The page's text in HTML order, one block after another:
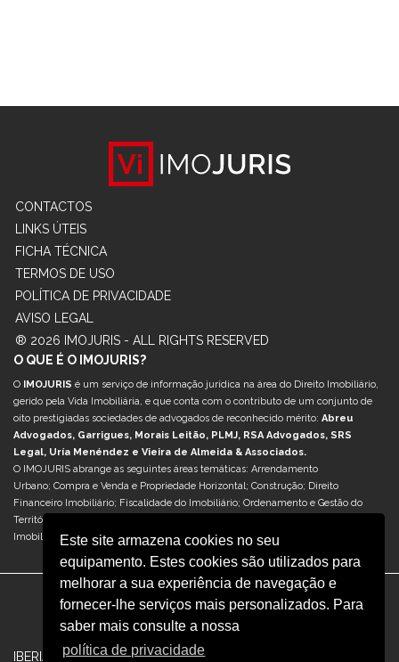
Este site armazena cookies no seu
equipamento. Estes cookies são utilizados para
melhorar a sua experiência de navegação e
fornecer-lhe serviços mais personalizados. Para
saber mais consulte a nossa
política de privacidade
CONTACTOS
LINKS ÚTEIS
FICHA TÉCNICA
TERMOS DE USO
POLÍTICA DE PRIVACIDADE
AVISO LEGAL
® 2026 IMOJURIS - ALL RIGHTS RESERVED
O QUE É O IMOJURIS?
O IMOJURIS é um serviço de informação jurídica na área do Direito Imobiliário,
gerido pela Vida Imobiliária, e que conta com o contributo de um conjunto de
oito prestigiadas sociedades de advogados de reconhecido mérito: Abreu
Advogados, Garrigues, Morais Leitão, PLMJ, RSA Advogados, SRS
Legal, Uría Menéndez e Vieira de Almeida & Associados.
O IMOJURIS abrange as seguintes áreas temáticas: Arrendamento
Urbano; Compra e Venda e Propriedade Horizontal; Construção; Direito
Financeiro Imobiliário; Fiscalidade do Imobiliário; Ordenamento e Gestão do
Território; Reabilitação Urbana; Retail & Centros Comerciais; Sociedades e M&A
Imobiliário; e Turismo & Hotelaria.
IBERIAN.PROPERTY|OBSERVATORIO INMOBILIARIO